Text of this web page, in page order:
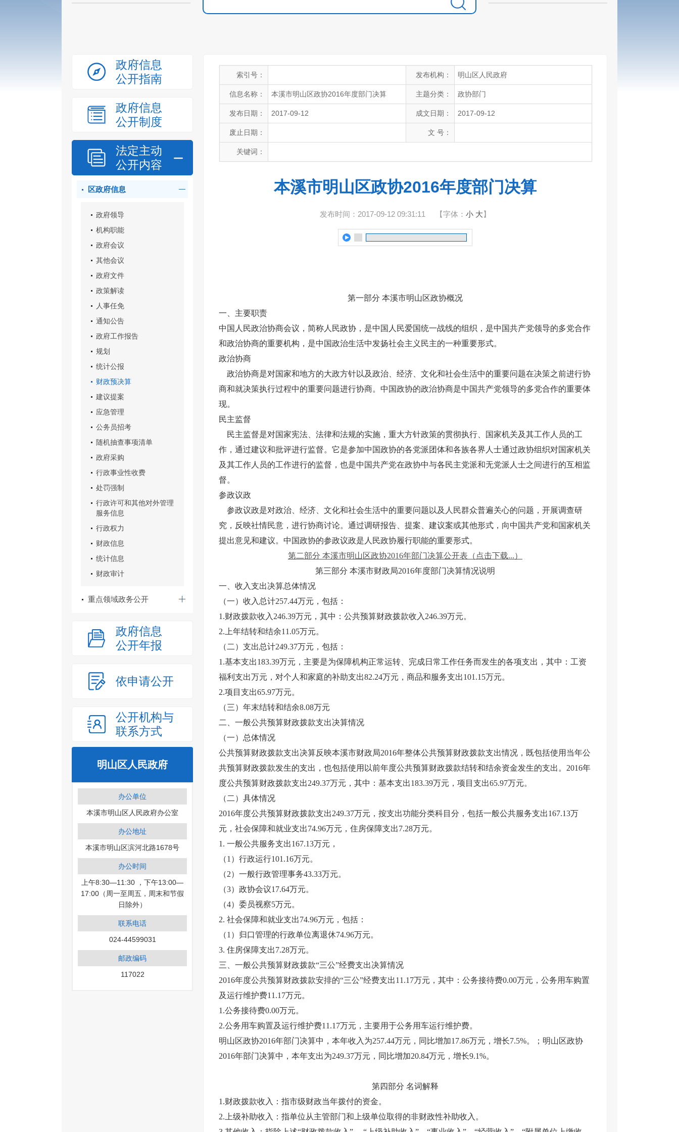
政府信息
公开指南
政府信息
公开制度
法定主动
公开内容
区政府信息
政府领导
机构职能
政府会议
其他会议
政府文件
政策解读
人事任免
通知公告
政府工作报告
规划
统计公报
财政预决算
建议提案
应急管理
公务员招考
随机抽查事项清单
政府采购
行政事业性收费
处罚强制
行政许可和其他对外管理
服务信息
行政权力
财政信息
统计信息
财政审计
重点领域政务公开
政府信息
公开年报
依申请公开
公开机构与
联系方式
明山区人民政府
办公单位
本溪市明山区人民政府办公室
办公地址
本溪市明山区滨河北路1678号
办公时间
上午8:30—11:30 ，下午13:00—
17:00（周一至周五，周末和节假
日除外）
联系电话
024-44599031
邮政编码
117022
索引号： 发布机构： 明山区人民政府
信息名称： 本溪市明山区政协2016年度部门决算 主题分类： 政协部门
发布日期： 2017-09-12 成文日期： 2017-09-12
废止日期： 文 号：
关键词：
本溪市明山区政协2016年度部门决算
发布时间：2017-09-12 09:31:11 【字体： 小 大】
第一部分 本溪市明山区政协概况
一、主要职责
中国人民政治协商会议，简称人民政协，是中国人民爱国统一战线的组织，是中国共产党领导的多党合作
和政治协商的重要机构，是中国政治生活中发扬社会主义民主的一种重要形式。
政治协商
政治协商是对国家和地方的大政方针以及政治、经济、文化和社会生活中的重要问题在决策之前进行协
商和就决策执行过程中的重要问题进行协商。中国政协的政治协商是中国共产党领导的多党合作的重要体
现。
民主监督
民主监督是对国家宪法、法律和法规的实施，重大方针政策的贯彻执行、国家机关及其工作人员的工
作，通过建议和批评进行监督。它是参加中国政协的各党派团体和各族各界人士通过政协组织对国家机关
及其工作人员的工作进行的监督，也是中国共产党在政协中与各民主党派和无党派人士之间进行的互相监
督。
参政议政
参政议政是对政治、经济、文化和社会生活中的重要问题以及人民群众普遍关心的问题，开展调查研
究，反映社情民意，进行协商讨论。通过调研报告、提案、建议案或其他形式，向中国共产党和国家机关
提出意见和建议。中国政协的参政议政是人民政协履行职能的重要形式。
第二部分 本溪市明山区政协2016年部门决算公开表（点击下载...）
第三部分 本溪市财政局2016年度部门决算情况说明
一、收入支出决算总体情况
（一）收入总计257.44万元，包括：
1.财政拨款收入246.39万元，其中：公共预算财政拨款收入246.39万元。
2.上年结转和结余11.05万元。
（二）支出总计249.37万元，包括：
1.基本支出183.39万元，主要是为保障机构正常运转、完成日常工作任务而发生的各项支出，其中：工资
福利支出万元，对个人和家庭的补助支出82.24万元，商品和服务支出101.15万元。
2.项目支出65.97万元。
（三）年末结转和结余8.08万元
二、一般公共预算财政拨款支出决算情况
（一）总体情况
公共预算财政拨款支出决算反映本溪市财政局2016年整体公共预算财政拨款支出情况，既包括使用当年公
共预算财政拨款发生的支出，也包括使用以前年度公共预算财政拨款结转和结余资金发生的支出。2016年
度公共预算财政拨款支出249.37万元，其中：基本支出183.39万元，项目支出65.97万元。
（二）具体情况
2016年度公共预算财政拨款支出249.37万元，按支出功能分类科目分，包括一般公共服务支出167.13万
元，社会保障和就业支出74.96万元，住房保障支出7.28万元。
1. 一般公共服务支出167.13万元，
（1）行政运行101.16万元。
（2）一般行政管理事务43.33万元。
（3）政协会议17.64万元。
（4）委员视察5万元。
2. 社会保障和就业支出74.96万元，包括：
（1）归口管理的行政单位离退休74.96万元。
3. 住房保障支出7.28万元。
三、一般公共预算财政拨款“三公”经费支出决算情况
2016年度公共预算财政拨款安排的“三公”经费支出11.17万元，其中：公务接待费0.00万元，公务用车购置
及运行维护费11.17万元。
1.公务接待费0.00万元。
2.公务用车购置及运行维护费11.17万元，主要用于公务用车运行维护费。
明山区政协2016年部门决算中，本年收入为257.44万元，同比增加17.86万元，增长7.5%。；明山区政协
2016年部门决算中，本年支出为249.37万元，同比增加20.84万元，增长9.1%。
第四部分 名词解释
1.财政拨款收入：指市级财政当年拨付的资金。
2.上级补助收入：指单位从主管部门和上级单位取得的非财政性补助收入。